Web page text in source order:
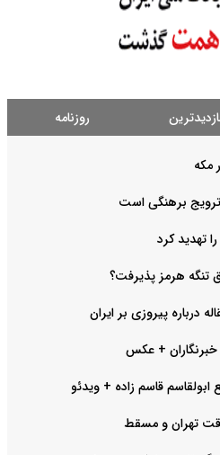
روزنامه
مکه
ترویج برهنگی است
تهدید کرد
تنگه هرمز پذیرفت؟
درباره پیروزی بر ایران
+ عکس
قاسم زاده + ویدئو
تهران و مسقط